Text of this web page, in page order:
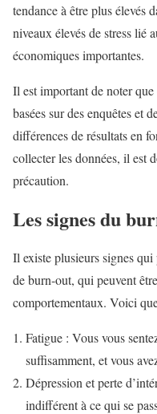
tendance à être plus élevés
niveaux élevés de stress lié
économiques importantes.
Il est important de noter
basées sur des enquêtes et
différences de résultats en
collecter les données, il est
précaution.
Les signes du
Il existe plusieurs signes
de burn-out, qui peuvent
comportementaux. Voici
Fatigue : Vous vous
suffisamment, et vous
Dépression et perte
indifférent à ce qui se